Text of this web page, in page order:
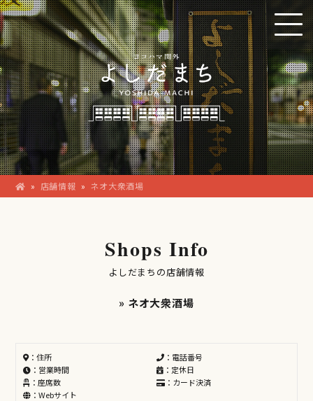
» 店舗情報 » ネオ大衆酒場
Shops Info
よしだまちの店舗情報
» ネオ大衆酒場
：住所
：電話番号
：営業時間
：定休日
：座席数
：カード決済
：Webサイト